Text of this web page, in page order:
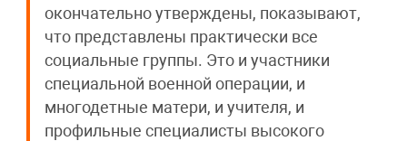
окончательно утверждены, показывают,
что представлены практически все
социальные группы. Это и участники
специальной военной операции, и
многодетные матери, и учителя, и
профильные специалисты высокого